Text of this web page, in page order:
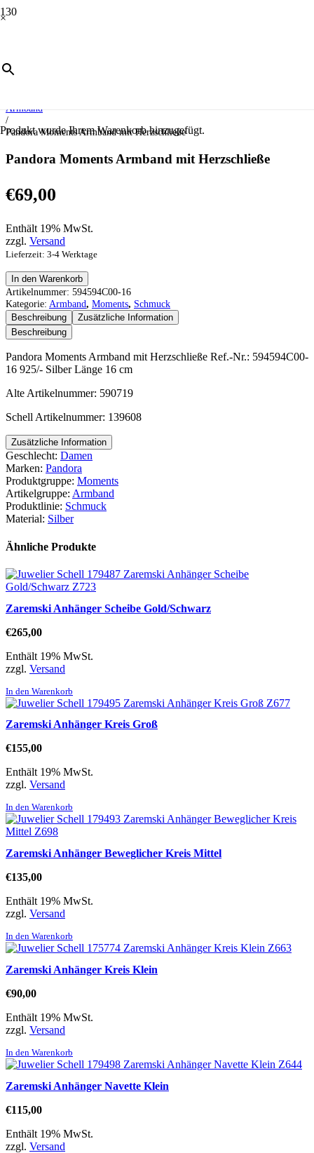
×
Produktwurde Ihrem Warenkorb hinzugefügt.
/
Armband
/
Pandora Moments Armband mit Herzschließe
Pandora Moments Armband mit Herzschließe
€69,00
Enthält 19% MwSt.
zzgl. Versand
Lieferzeit: 3-4 Werktage
Pandora
Moments
Armband
mit
Herzschließe
Menge
In den Warenkorb
Artikelnummer: 594594C00-16
Kategorie: Armband, Moments, Schmuck
Beschreibung
Zusätzliche Information
Beschreibung
Pandora Moments Armband mit Herzschließe Ref.-Nr.: 594594C00-
16 925/- Silber Länge 16 cm
Alte Artikelnummer: 590719
Schell Artikelnummer: 139608
Zusätzliche Information
Geschlecht: Damen
Marken: Pandora
Produktgruppe: Moments
Artikelgruppe: Armband
Produktlinie: Schmuck
Material: Silber
Ähnliche Produkte
Zaremski Anhänger Scheibe Gold/Schwarz
€265,00
Enthält 19% MwSt.
zzgl. Versand
In den Warenkorb
Zaremski Anhänger Kreis Groß
€155,00
Enthält 19% MwSt.
zzgl. Versand
In den Warenkorb
Zaremski Anhänger Beweglicher Kreis Mittel
€135,00
Enthält 19% MwSt.
zzgl. Versand
In den Warenkorb
Zaremski Anhänger Kreis Klein
€90,00
Enthält 19% MwSt.
zzgl. Versand
In den Warenkorb
Zaremski Anhänger Navette Klein
€115,00
Enthält 19% MwSt.
zzgl. Versand